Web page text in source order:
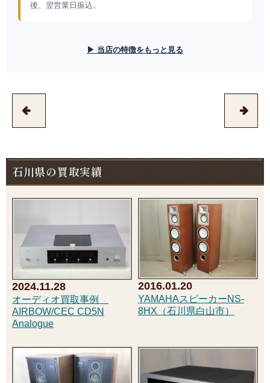
後、翌営業日振込。
▶ 当店の特徴をもっと見る
石川県の買取実績
2024.11.28
オーディオ買取事例
AIRBOW/CEC CD5N
Analogue
2016.01.20
YAMAHAスピーカーNS-
8HX（石川県白山市）